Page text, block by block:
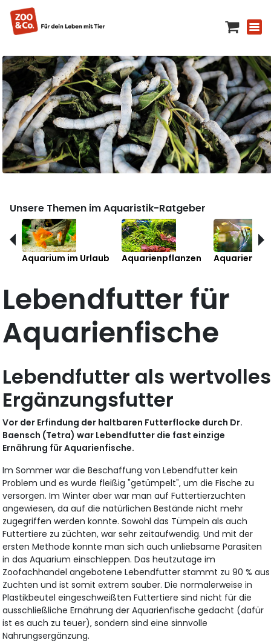
Unsere Themen im Aquaristik-Ratgeber
Aquarium im Urlaub Aquarienpflanzen
Lebendfutter für
Aquarienfische
Lebendfutter als wertvolles
Ergänzungsfutter
Vor der Erfindung der haltbaren Futterflocke durch Dr.
Baensch (Tetra) war Lebendfutter die fast einzige
Ernährung für Aquarienfische.
Im Sommer war die Beschaffung von Lebendfutter kein
Problem und es wurde fleißig "getümpelt", um die Fische zu
versorgen. Im Winter aber war man auf Futtertierzuchten
angewiesen, da auf die natürlichen Bestände nicht mehr
zugegriffen werden konnte. Sowohl das Tümpeln als auch
Futtertiere zu züchten, war sehr zeitaufwendig. Und mit der
ersten Methode konnte man sich auch unliebsame Parasiten
in das Aquarium einschleppen. Das heutzutage im
Zoofachhandel angebotene Lebendfutter stammt zu 90 % aus
Zuchten und ist somit extrem sauber. Die normalerweise in
Plastikbeutel eingeschweißten Futtertiere sind nicht für die
ausschließliche Ernährung der Aquarienfische gedacht (dafür
ist es auch zu teuer), sondern sind eine sinnvolle
Nahrungsergänzung.